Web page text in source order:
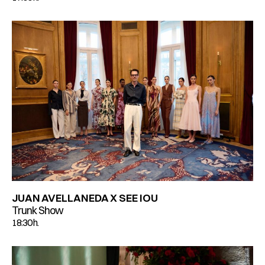
JUAN AVELLANEDA X SEE IOU
Trunk Show
18:30 h.